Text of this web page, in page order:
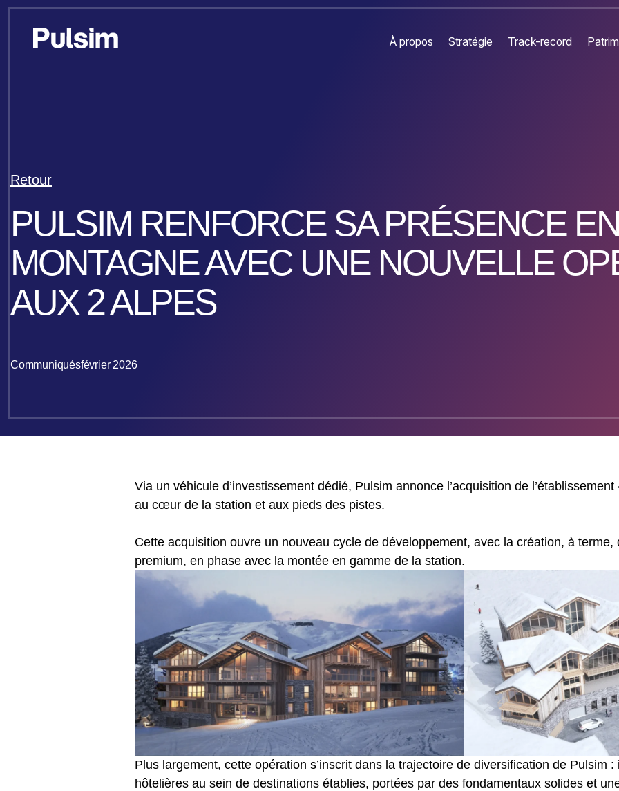
À propos Stratégie Track-record
Retour
PULSIM RENFORCE SA PRÉSENCE
MONTAGNE AVEC UNE NOUVELLE
AUX 2 ALPES
Communiquésfévrier 2026
Via un véhicule d’investissement dédié, Pulsim annonce l’acquisition de
au cœur de la station et aux pieds des pistes.
Cette acquisition ouvre un nouveau cycle de développement, avec la création, à terme,
premium, en phase avec la montée en gamme de la station.
Plus largement, cette opération s’inscrit dans la trajectoire de diversification de Pulsim
hôtelières au sein de destinations établies, portées par des fondamentaux solides et